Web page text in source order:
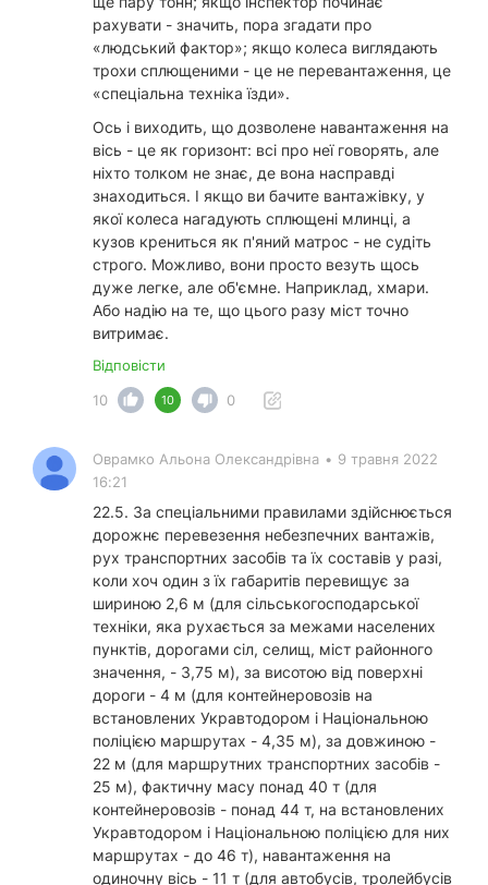
рахувати - значить, пора згадати про
«людський фактор»; якщо колеса виглядають
трохи сплющеними - це не перевантаження, це
«спеціальна техніка їзди».
Ось і виходить, що дозволене навантаження на
вісь - це як горизонт: всі про неї говорять, але
ніхто толком не знає, де вона насправді
знаходиться. І якщо ви бачите вантажівку, у
якої колеса нагадують сплющені млинці, а
кузов крениться як п'яний матрос - не судіть
строго. Можливо, вони просто везуть щось
дуже легке, але об'ємне. Наприклад, хмари.
Або надію на те, що цього разу міст точно
витримає.
Відповісти
10
10 0
Оврамко Альона Олександрівна • 9 травня 2022
16:21
22.5. За спеціальними правилами здійснюється
дорожнє перевезення небезпечних вантажів,
рух транспортних засобів та їх составів у разі,
коли хоч один з їх габаритів перевищує за
шириною 2,6 м (для сільськогосподарської
техніки, яка рухається за межами населених
пунктів, дорогами сіл, селищ, міст районного
значення, - 3,75 м), за висотою від поверхні
дороги - 4 м (для контейнеровозів на
встановлених Укравтодором і Національною
поліцією маршрутах - 4,35 м), за довжиною -
22 м (для маршрутних транспортних засобів -
25 м), фактичну масу понад 40 т (для
контейнеровозів - понад 44 т, на встановлених
Укравтодором і Національною поліцією для них
маршрутах - до 46 т), навантаження на
одиночну вісь - 11 т (для автобусів, тролейбусів